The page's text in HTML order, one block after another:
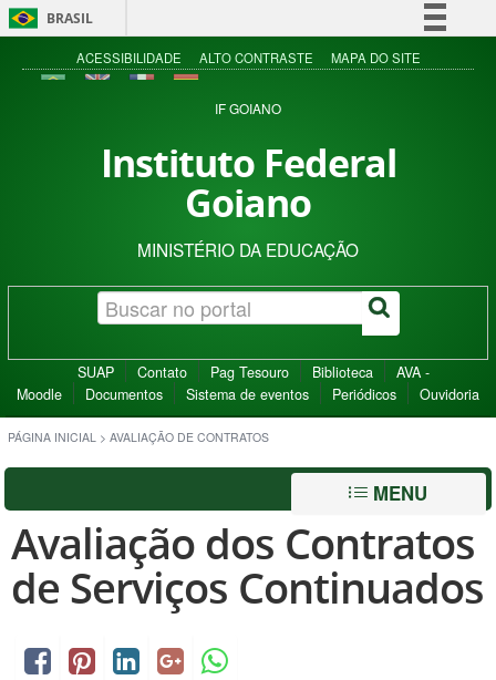
BRASIL
Simplifique!
Acesso à informação
ACESSIBILIDADE ALTO CONTRASTE MAPA DO SITE
IF GOIANO
Instituto Federal
Goiano
MINISTÉRIO DA EDUCAÇÃO
SUAP Contato Pag Tesouro Biblioteca
AVA -
Moodle
Documentos Sistema de eventos Periódicos Ouvidoria
PÁGINA INICIAL > AVALIAÇÃO DE CONTRATOS
MENU
Avaliação dos Contratos
de Serviços Continuados